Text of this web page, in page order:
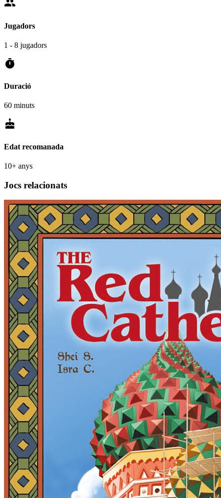
people
Jugadors
1 - 8 jugadors
timer
Duració
60 minuts
cake
Edat recomanada
10+ anys
Jocs relacionats